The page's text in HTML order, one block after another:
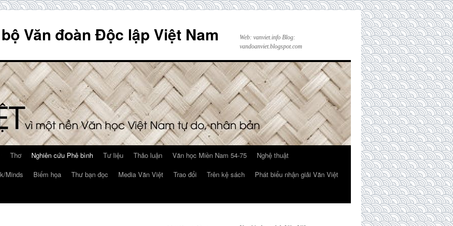
Văn đoàn Độc lập Việt Nam
Web: vanviet.info Blog:
vandoanviet.blogspot.com
Thơ Nghiên cứu Phê bình Tư liệu Thảo luận Văn học Miền Nam 54-75
Nghệ thuật
Minds Biếm họa Thư bạn đọc Media Văn Việt Trao đổi Trên kệ sách
Phát biểu nhận giải Văn Việt